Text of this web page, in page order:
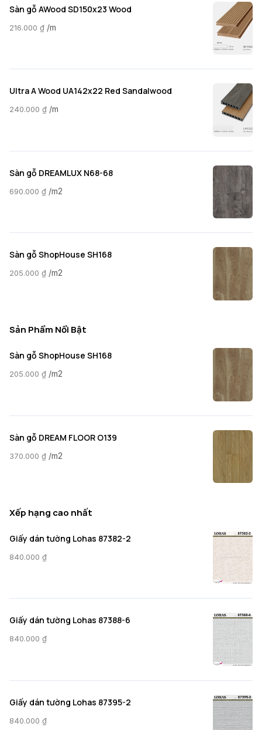
Sàn gỗ AWood SD150x23 Wood
216.000 ₫ /m
Ultra A Wood UA142x22 Red Sandalwood
240.000 ₫ /m
Sàn gỗ DREAMLUX N68-68
690.000 ₫ /m2
Sàn gỗ ShopHouse SH168
205.000 ₫ /m2
Sản Phẩm Nổi Bật
Sàn gỗ ShopHouse SH168
205.000 ₫ /m2
Sàn gỗ DREAM FLOOR O139
370.000 ₫ /m2
Xếp hạng cao nhất
Giấy dán tường Lohas 87382-2
840.000 ₫
Giấy dán tường Lohas 87388-6
840.000 ₫
Giấy dán tường Lohas 87395-2
840.000 ₫